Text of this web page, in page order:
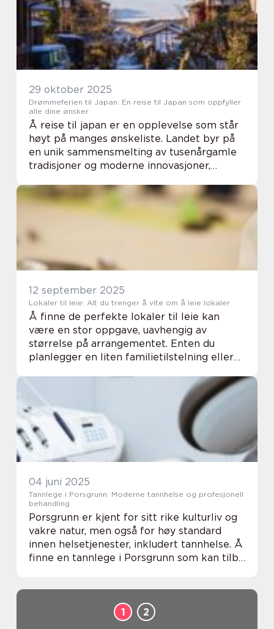
29 oktober 2025
Drømmeferien til Japan: En reise til Japan som oppfyller
alle dine ønsker
Å reise til japan er en opplevelse som står
høyt på manges ønskeliste. Landet byr på
en unik sammensmelting av tusenårgamle
tradisjoner og moderne innovasjoner,
12 september 2025
Lokaler til leie: Alt du trenger å vite om å leie lokaler
Å finne de perfekte lokaler til leie kan
være en stor oppgave, uavhengig av
størrelse på arrangementet. Enten du
planlegger en liten familietilstelning eller
04 juni 2025
Tannlege i Porsgrunn: Moderne tannhelse og profesjonell
behandling
Porsgrunn er kjent for sitt rike kulturliv og
vakre natur, men også for høy standard
innen helsetjenester, inkludert tannhelse. Å
finne en tannlege i Porsgrunn som kan tilby
1 2